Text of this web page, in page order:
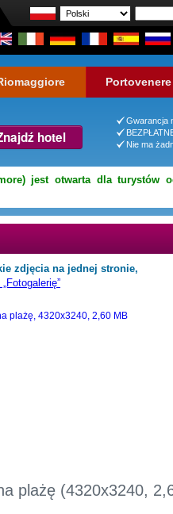
Portovenere
hotel
Gwarancja
Nie ma
jest otwarta dla turystów
zdjęcia na jednej stronie,
plażę (4320x3240,